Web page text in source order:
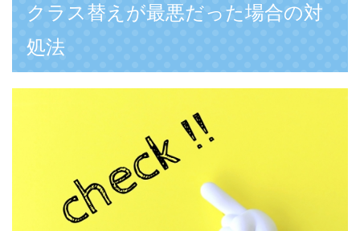
クラス替えが最悪だった場合の対
処法